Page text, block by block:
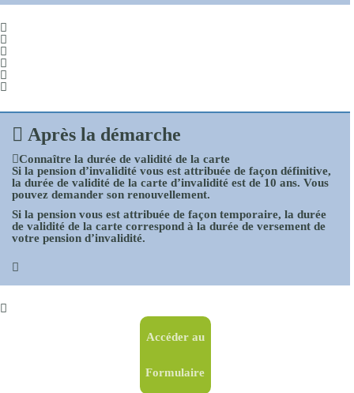
Après la démarche
Connaître la durée de validité de la carte
Si la pension d’invalidité vous est attribuée de façon définitive,
la durée de validité de la carte d’invalidité est de 10 ans. Vous
pouvez demander son renouvellement.
Si la pension vous est attribuée de façon temporaire, la durée
de validité de la carte correspond à la durée de versement de
votre pension d’invalidité.
Accéder au
Formulaire